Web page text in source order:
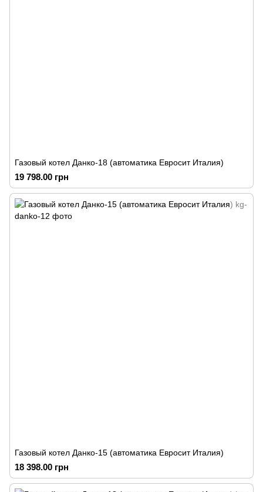
Газовый котел Данко-18 (автоматика Евросит Италия)
19 798.00 грн
Газовый котел Данко-15 (автоматика Евросит Италия)
18 398.00 грн